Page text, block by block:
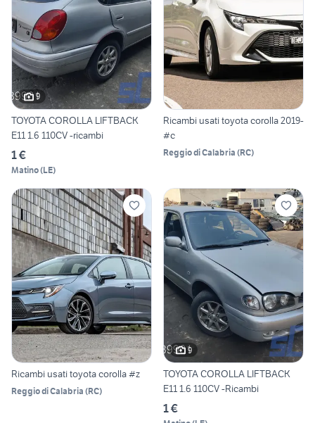
9
TOYOTA COROLLA LIFTBACK
E11 1.6 110CV -ricambi
1 €
Matino(LE)
Ricambi usati toyota corolla 2019-
#c
Reggio di Calabria (RC)
Ricambi usati toyota corolla #z
Reggio di Calabria (RC)
9
TOYOTA COROLLA LIFTBACK
E11 1.6 110CV -Ricambi
1 €